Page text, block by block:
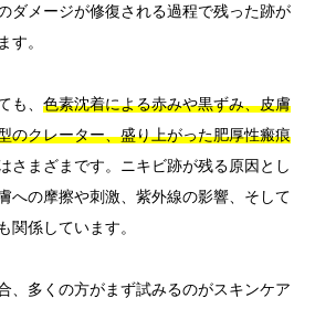
ダメージが修復される過程で残った跡が
す。
も、 色素沈着による赤みや黒ずみ、皮膚
のクレーター、盛り上がった肥厚性瘢痕
さまざまです。ニキビ跡が残る原因とし
への摩擦や刺激、紫外線の影響、そして
関係しています。
、多くの方がまず試みるのがスキンケア